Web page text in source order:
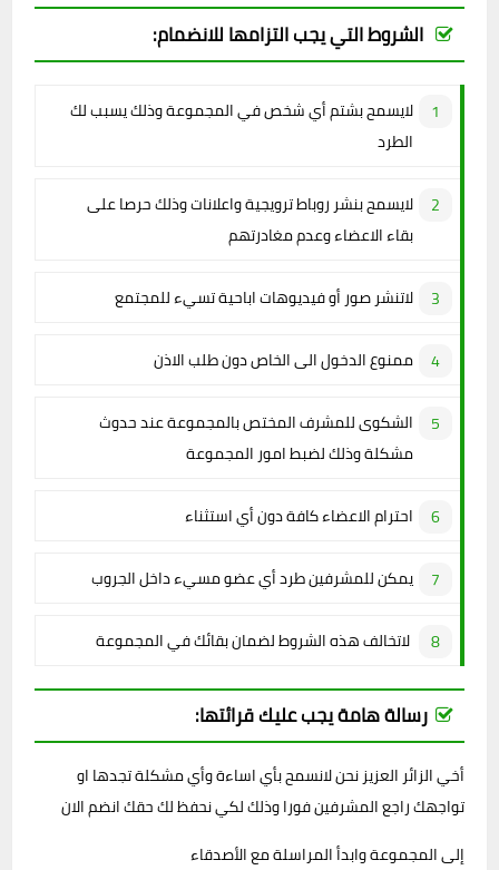
الشروط التي يجب التزامها للانضمام:
لايسمح بشتم أي شخص في المجموعة وذلك يسبب لك
الطرد
لايسمح بنشر روباط ترويجية واعلانات وذلك حرصا على
بقاء الاعضاء وعدم مغادرتهم
لاتنشر صور أو فيديوهات اباحية تسيء للمجتمع
ممنوع الدخول الى الخاص دون طلب الاذن
الشكوى للمشرف المختص بالمجموعة عند حدوث
مشكلة وذلك لضبط امور المجموعة
احترام الاعضاء كافة دون أي استثناء
يمكن للمشرفين طرد أي عضو مسيء داخل الجروب
لاتخالف هذه الشروط لضمان بقائك في المجموعة
رسالة هامة يجب عليك قرائتها:
أخي الزائر العزيز نحن لانسمح بأي اساءة وأي مشكلة تجدها او
تواجهك راجع المشرفين فورا وذلك لكي نحفظ لك حقك انضم الان
إلى المجموعة وابدأ المراسلة مع الأصدقاء